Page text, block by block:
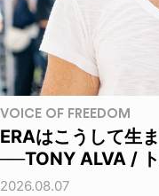
VOICE OF FREEDOM
ERAはこうして生
──TONY ALVA /
2026.08.07